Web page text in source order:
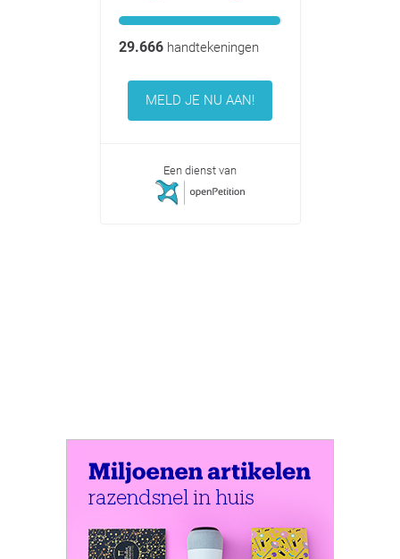
29.666handtekeningen
MELD JE NU AAN!
Een dienst van